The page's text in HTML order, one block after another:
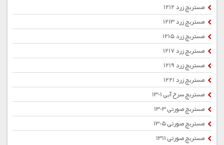
مستربچ زرد 1212
مستربچ زرد 1213
مستربچ زرد 1215
مستربچ زرد 1217
مستربچ زرد 1219
مستربچ زرد 1221
مستربچ سرخ آبی 1301
مستربچ صورتی 1303
مستربچ صورتی 1305
مستربچ صورتی 1311